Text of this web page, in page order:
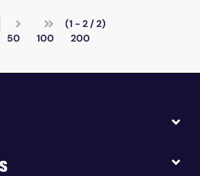
(1 - 2 / 2)
50 100 200